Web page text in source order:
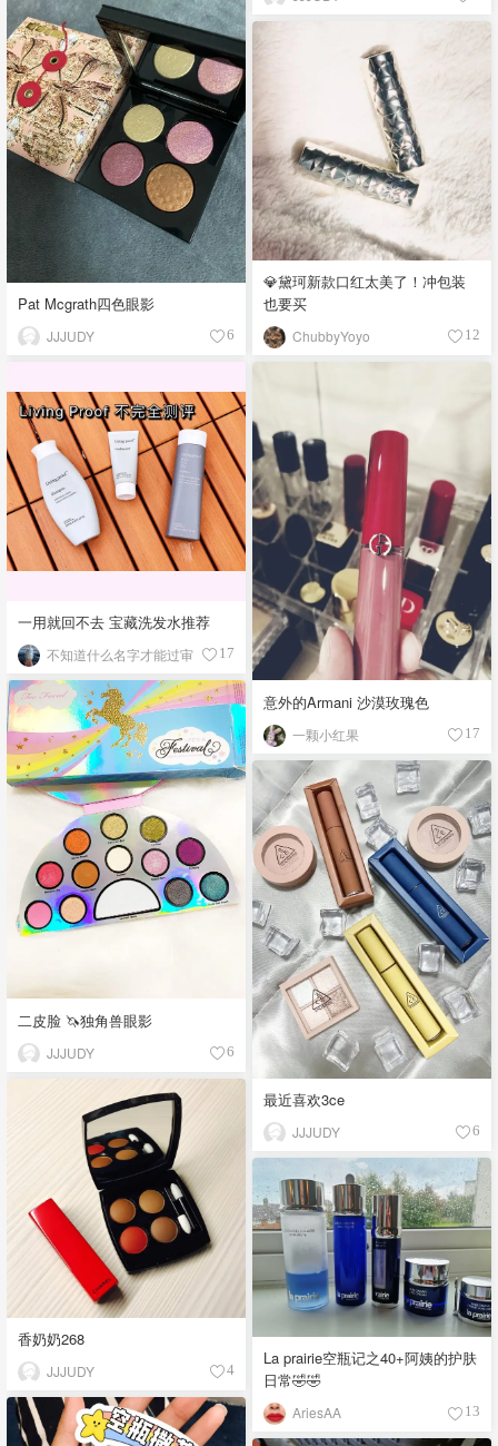
Pat Mcgrath四色眼影
JJJUDY 6
💎黛珂新款口红太美了！冲包装
也要买
ChubbyYoyo 12
一用就回不去 宝藏洗发水推荐
不知道什么名字才能过审 17
意外的Armani 沙漠玫瑰色
一颗小红果 17
二皮脸 🦄️独角兽眼影
JJJUDY 6
最近喜欢3ce
JJJUDY 6
香奶奶268
JJJUDY 4
La prairie空瓶记之40+阿姨的护肤
日常🤣🤣
AriesAA 13